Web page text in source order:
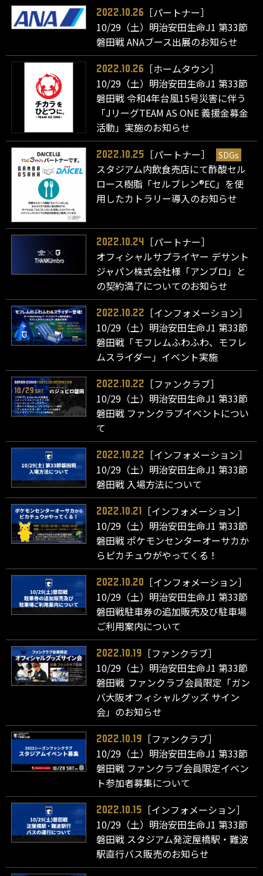
2022.10.26
［パートナー］
10/29（土）明治安田生命J1 第33節
磐田戦 ANAブース出展のお知らせ
2022.10.26
［ホームタウン］
10/29（土）明治安田生命J1 第33節
磐田戦 令和4年台風15号災害に伴う
「JリーグTEAM AS ONE 義援金募金
活動」実施のお知らせ
2022.10.25 ［パートナー］ SDGs
スタジアム内飲食売店にて酢酸セル
ロース樹脂「セルブレン®EC」を使
用したカトラリー導入のお知らせ
2022.10.24
［パートナー］
オフィシャルサプライヤー デサント
ジャパン株式会社様「アンブロ」と
の契約満了についてのお知らせ
2022.10.22
［インフォメーション］
10/29（土）明治安田生命J1 第33節
磐田戦「モフレムふわふわ、モフレ
ムスライダー」イベント実施
2022.10.22
［ファンクラブ］
10/29（土）明治安田生命J1 第33節
磐田戦 ファンクラブイベントについ
て
2022.10.22
［インフォメーション］
10/29（土）明治安田生命J1 第33節
磐田戦 入場方法について
2022.10.21
［インフォメーション］
10/29（土）明治安田生命J1 第33節
磐田戦 ポケモンセンターオーサカか
らピカチュウがやってくる！
2022.10.20
［インフォメーション］
10/29（土）明治安田生命J1 第33節
磐田戦駐車券の追加販売及び駐車場
ご利用案内について
2022.10.19
［ファンクラブ］
10/29（土）明治安田生命J1 第33節
磐田戦 ファンクラブ会員限定「ガン
バ大阪オフィシャルグッズ サイン
会」のお知らせ
2022.10.19
［ファンクラブ］
10/29（土）明治安田生命J1 第33節
磐田戦 ファンクラブ会員限定イベン
ト参加者募集について
2022.10.15
［インフォメーション］
10/29（土）明治安田生命J1 第33節
磐田戦 スタジアム発淀屋橋駅・難波
駅直行バス販売のお知らせ